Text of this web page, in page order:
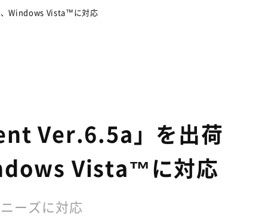
、Windows Vista™に対応
Ver.6.5a」を出荷
Vista™に対応
ーズに対応